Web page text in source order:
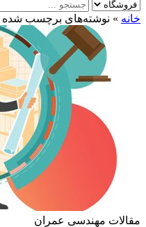
»نوشته‌های برچسب شده
مهندسی عمران